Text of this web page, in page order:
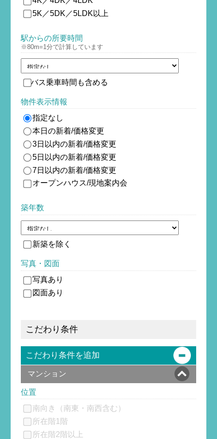
5K／5DK／5LDK以上
駅からの所要時間
※80m=1分で計算しています
バス乗車時間も含める
物件表示情報
指定なし
本日の新着/価格変更
3日以内の新着/価格変更
5日以内の新着/価格変更
7日以内の新着/価格変更
オープンハウス/現地案内会
築年数
新築を除 く
写真・図面
写真あり
図面あり
こだわり条件
こだわり条件を追加
マンション
位置
南向き（南東・南西含む）
所在階1階
所在階2階以上